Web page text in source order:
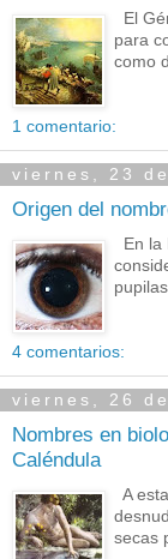
El
para
como
1 comentario:
viernes, 23
Origen del
En la
4 comentarios:
viernes, 26
Nombres en
Caléndula
A
secas